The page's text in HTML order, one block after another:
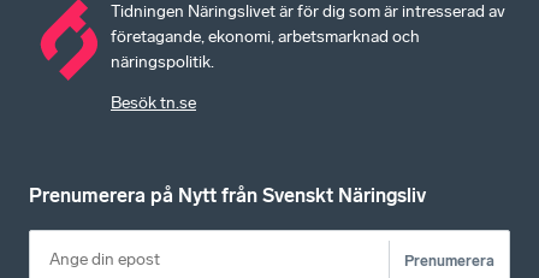
Tidningen Näringslivet är för dig som är intresserad av
företagande, ekonomi, arbetsmarknad och
näringspolitik.
Besök tn.se
Prenumerera på Nytt från Svenskt Näringsliv
Prenumerera